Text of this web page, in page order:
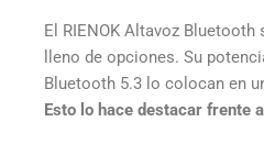
El RIENOK Altavoz
lleno de opciones. Su
Bluetooth 5.3 lo colocan en
Esto lo hace destacar frente